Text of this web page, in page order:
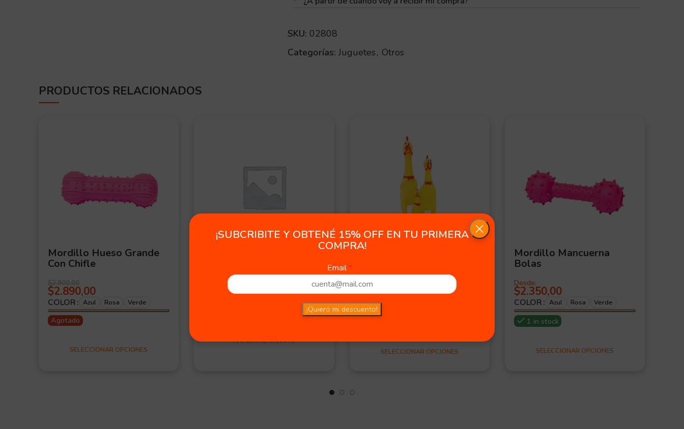
¡SUBCRIBITE Y OBTENÉ 15% OFF EN TU PRIMERA
COMPRA!
Email
¡Quiero mi descuento!
SKU: 02808
Categorías: Juguetes, Otros
PRODUCTOS RELACIONADOS
Mordillo Hueso Grande
Con Chifle
$
$2.890,00
COLOR Azul Rosa Verde
Agotado
SELECCIONAR OPCIONES
2.600,00
2.590,00
2 in stock
AÑADIR AL CARRITO
Gallina Con Chifle
$1.750,00
TAMAÑO Chica
Mediana
SELECCIONAR OPCIONES
Mordillo Mancuerna
Bolas
Desde:
$2.350,00
COLOR Azul Rosa Verde
1 in stock
SELECCIONAR OPCIONES